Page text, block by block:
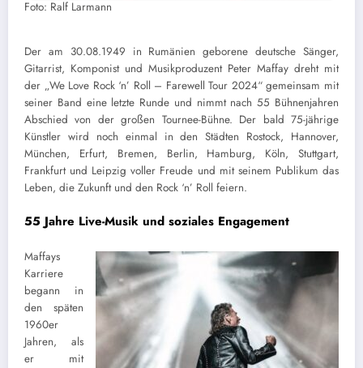
Foto: Ralf Larmann
Der am 30.08.1949 in Rumänien geborene deutsche Sänger,
Gitarrist, Komponist und Musikproduzent Peter Maffay dreht mit
der „We Love Rock ‘n’ Roll – Farewell Tour 2024“ gemeinsam mit
seiner Band eine letzte Runde und nimmt nach 55 Bühnenjahren
Abschied von der großen Tournee-Bühne. Der bald 75-jährige
Künstler wird noch einmal in den Städten Rostock, Hannover,
München, Erfurt, Bremen, Berlin, Hamburg, Köln, Stuttgart,
Frankfurt und Leipzig voller Freude und mit seinem Publikum das
Leben, die Zukunft und den Rock ‘n’ Roll feiern.
55 Jahre Live-Musik und soziales Engagement
Maffays
Karriere
begann in
den späten
1960er
Jahren, als
er mit